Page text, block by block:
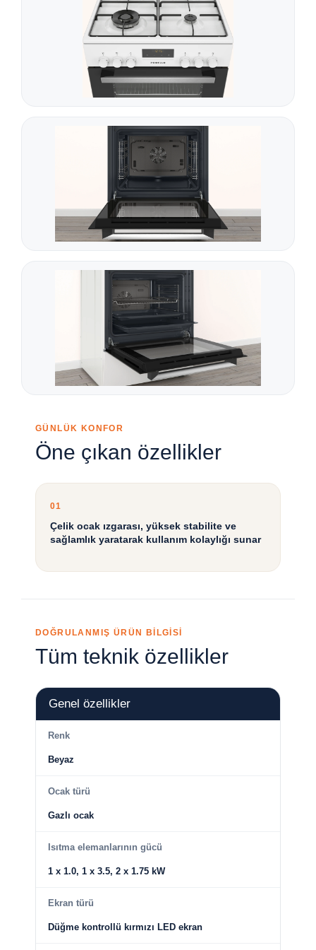
GÜNLÜK KONFOR
Öne çıkan özellikler
01
Çelik ocak ızgarası, yüksek stabilite ve
sağlamlık yaratarak kullanım kolaylığı sunar
DOĞRULANMIŞ ÜRÜN BİLGİSİ
Tüm teknik özellikler
Genel özellikler
Renk
Beyaz
Ocak türü
Gazlı ocak
Isıtma elemanlarının gücü
1 x 1.0, 1 x 3.5, 2 x 1.75 kW
Ekran türü
Düğme kontrollü kırmızı LED ekran